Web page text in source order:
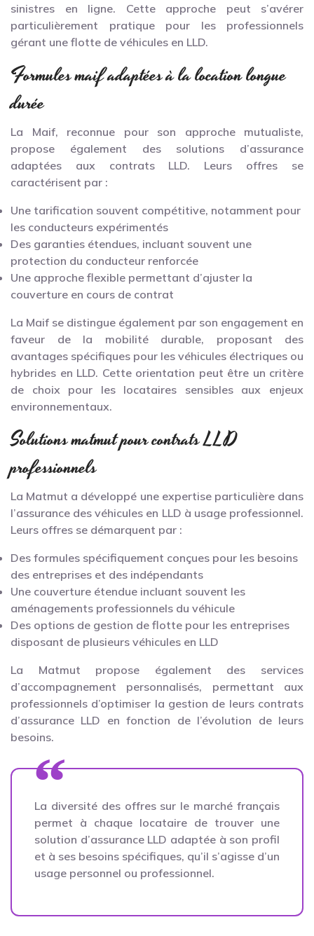
sinistres en ligne. Cette approche peut s’avérer
particulièrement pratique pour les professionnels
gérant une flotte de véhicules en LLD.
Formules maif adaptées à la location longue
durée
La Maif, reconnue pour son approche mutualiste,
propose également des solutions d’assurance
adaptées aux contrats LLD. Leurs offres se
caractérisent par :
Une tarification souvent compétitive, notamment pour
les conducteurs expérimentés
Des garanties étendues, incluant souvent une
protection du conducteur renforcée
Une approche flexible permettant d’ajuster la
couverture en cours de contrat
La Maif se distingue également par son engagement en
faveur de la mobilité durable, proposant des
avantages spécifiques pour les véhicules électriques ou
hybrides en LLD. Cette orientation peut être un critère
de choix pour les locataires sensibles aux enjeux
environnementaux.
Solutions matmut pour contrats LLD
professionnels
La Matmut a développé une expertise particulière dans
l’assurance des véhicules en LLD à usage professionnel.
Leurs offres se démarquent par :
Des formules spécifiquement conçues pour les besoins
des entreprises et des indépendants
Une couverture étendue incluant souvent les
aménagements professionnels du véhicule
Des options de gestion de flotte pour les entreprises
disposant de plusieurs véhicules en LLD
La Matmut propose également des services
d’accompagnement personnalisés, permettant aux
professionnels d’optimiser la gestion de leurs contrats
d’assurance LLD en fonction de l’évolution de leurs
besoins.
La diversité des offres sur le marché français
permet à chaque locataire de trouver une
solution d’assurance LLD adaptée à son profil
et à ses besoins spécifiques, qu’il s’agisse d’un
usage personnel ou professionnel.